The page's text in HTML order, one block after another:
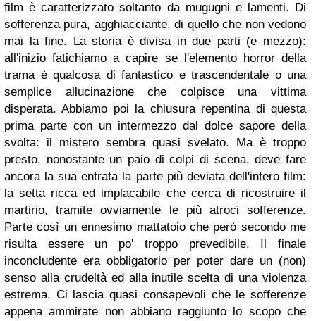
film è caratterizzato soltanto da mugugni e lamenti. Di
sofferenza pura, agghiacciante, di quello che non vedono
mai la fine. La storia è divisa in due parti (e mezzo):
all'inizio fatichiamo a capire se l'elemento horror della
trama è qualcosa di fantastico e trascendentale o una
semplice allucinazione che colpisce una vittima
disperata. Abbiamo poi la chiusura repentina di questa
prima parte con un intermezzo dal dolce sapore della
svolta: il mistero sembra quasi svelato. Ma è troppo
presto, nonostante un paio di colpi di scena, deve fare
ancora la sua entrata la parte più deviata dell'intero film:
la setta ricca ed implacabile che cerca di ricostruire il
martirio, tramite ovviamente le più atroci sofferenze.
Parte così un ennesimo mattatoio che però secondo me
risulta essere un po' troppo prevedibile. Il finale
inconcludente era obbligatorio per poter dare un (non)
senso alla crudeltà ed alla inutile scelta di una violenza
estrema. Ci lascia quasi consapevoli che le sofferenze
appena ammirate non abbiano raggiunto lo scopo che